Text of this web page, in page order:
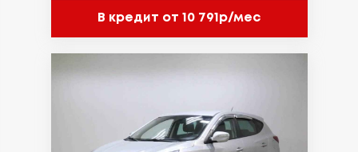
В кредит от 10 791р/мес